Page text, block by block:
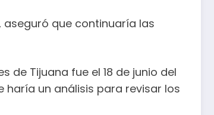
que continuaría las
de Tijuana fue el 18 de junio del
haría un análisis para revisar los